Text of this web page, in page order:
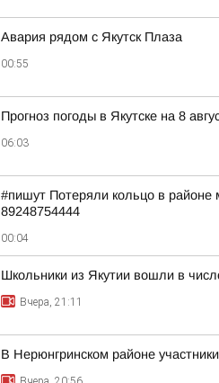
Авария рядом с Якутск Плаза
00:55
Прогноз погоды в Якутске на 8
06:03
#пишут Потеряли кольцо в
89248754444
00:04
Школьники из Якутии вошли в
Вчера, 21:11
В Нерюнгринском районе